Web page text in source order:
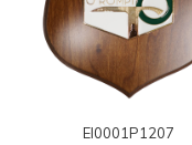
EI0001P1207